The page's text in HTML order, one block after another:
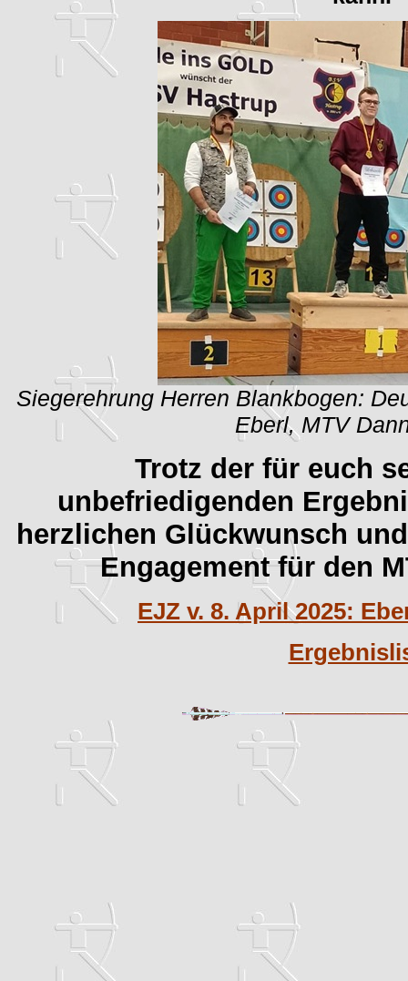
Siegerehrung Herren Blankbogen:
Eberl, MTV
Trotz der für euch
unbefriedigenden
herzlichen Glückwunsch
Engagement für den
EJZ v. 8. April 2025: